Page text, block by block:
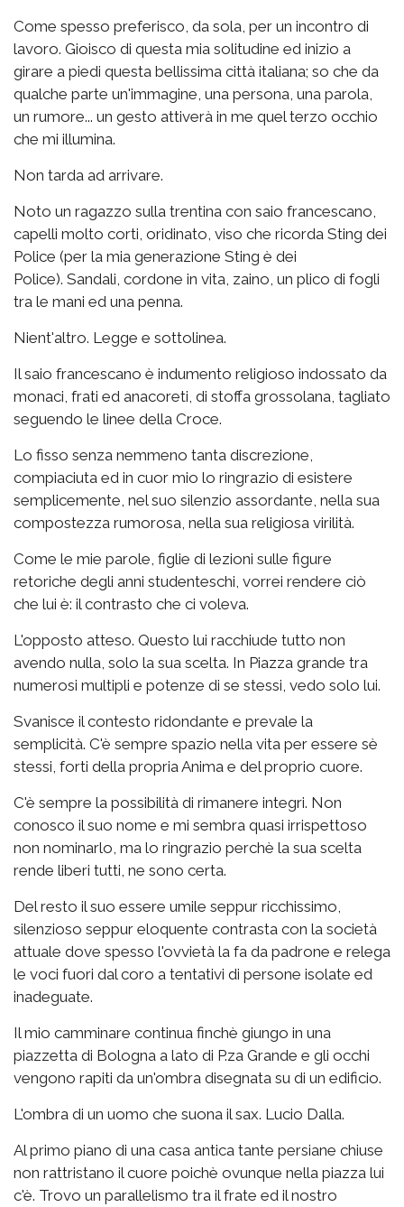
Come spesso preferisco, da sola, per un incontro di
lavoro. Gioisco di questa mia solitudine ed inizio a
girare a piedi questa bellissima città italiana; so che da
qualche parte un'immagine, una persona, una parola,
un rumore... un gesto attiverà in me quel terzo occhio
che mi illumina.
Non tarda ad arrivare.
Noto un ragazzo sulla trentina con saio francescano,
capelli molto corti, oridinato, viso che ricorda Sting dei
Police (per la mia generazione Sting è dei
Police). Sandali, cordone in vita, zaino, un plico di fogli
tra le mani ed una penna.
Nient'altro. Legge e sottolinea.
Il saio francescano è indumento religioso indossato da
monaci, frati ed anacoreti, di stoffa grossolana, tagliato
seguendo le linee della Croce.
Lo fisso senza nemmeno tanta discrezione,
compiaciuta ed in cuor mio lo ringrazio di esistere
semplicemente, nel suo silenzio assordante, nella sua
compostezza rumorosa, nella sua religiosa virilità.
Come le mie parole, figlie di lezioni sulle figure
retoriche degli anni studenteschi, vorrei rendere ciò
che lui è: il contrasto che ci voleva.
L'opposto atteso. Questo lui racchiude tutto non
avendo nulla, solo la sua scelta. In Piazza grande tra
numerosi multipli e potenze di se stessi, vedo solo lui.
Svanisce il contesto ridondante e prevale la
semplicità. C'è sempre spazio nella vita per essere sè
stessi, forti della propria Anima e del proprio cuore.
C'è sempre la possibilità di rimanere integri. Non
conosco il suo nome e mi sembra quasi irrispettoso
non nominarlo, ma lo ringrazio perchè la sua scelta
rende liberi tutti, ne sono certa.
Del resto il suo essere umile seppur ricchissimo,
silenzioso seppur eloquente contrasta con la società
attuale dove spesso l'ovvietà la fa da padrone e relega
le voci fuori dal coro a tentativi di persone isolate ed
inadeguate.
Il mio camminare continua finchè giungo in una
piazzetta di Bologna a lato di P.za Grande e gli occhi
vengono rapiti da un'ombra disegnata su di un edificio.
L'ombra di un uomo che suona il sax. Lucio Dalla.
Al primo piano di una casa antica tante persiane chiuse
non rattristano il cuore poichè ovunque nella piazza lui
c'è. Trovo un parallelismo tra il frate ed il nostro